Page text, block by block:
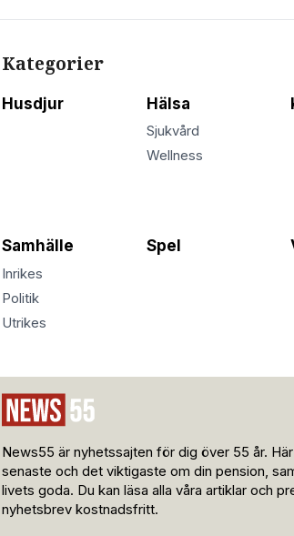
Kategorier
Husdjur Hälsa
Sjukvård
Wellness
Samhälle
Inrikes
Politik
Utrikes
Spel
News55 är nyhetssajten för dig över 55 år.
senaste och det viktigaste om din pension,
livets goda. Du kan läsa alla våra artiklar och
nyhetsbrev kostnadsfritt.